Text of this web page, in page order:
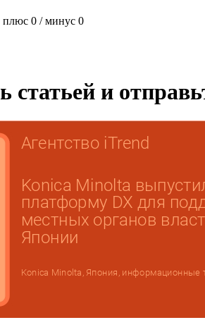
плюс 0 / минус 0
статьей и